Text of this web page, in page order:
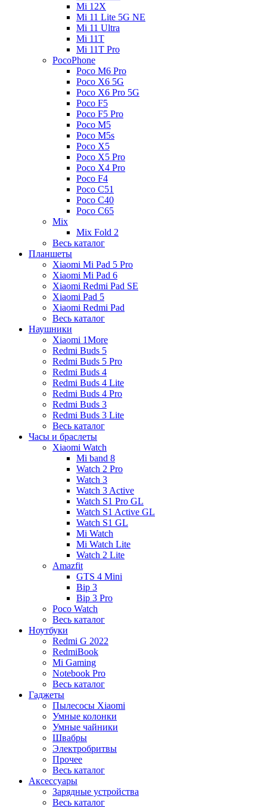
Mi 12X
Mi 11 Lite 5G NE
Mi 11 Ultra
Mi 11T
Mi 11T Pro
PocoPhone
Poco M6 Pro
Poco X6 5G
Poco X6 Pro 5G
Poco F5
Poco F5 Pro
Poco M5
Poco M5s
Poco X5
Poco X5 Pro
Poco X4 Pro
Poco F4
Poco C51
Poco C40
Poco C65
Mix
Mix Fold 2
Весь каталог
Планшеты
Xiaomi Mi Pad 5 Pro
Xiaomi Mi Pad 6
Xiaomi Redmi Pad SE
Xiaomi Pad 5
Xiaomi Redmi Pad
Весь каталог
Наушники
Xiaomi 1More
Redmi Buds 5
Redmi Buds 5 Pro
Redmi Buds 4
Redmi Buds 4 Lite
Redmi Buds 4 Pro
Redmi Buds 3
Redmi Buds 3 Lite
Весь каталог
Часы и браслеты
Xiaomi Watch
Mi band 8
Watch 2 Pro
Watch 3
Watch 3 Active
Watch S1 Pro GL
Watch S1 Active GL
Watch S1 GL
Mi Watch
Mi Watch Lite
Watch 2 Lite
Amazfit
GTS 4 Mini
Bip 3
Bip 3 Pro
Poco Watch
Весь каталог
Ноутбуки
Redmi G 2022
RedmiBook
Mi Gaming
Notebook Pro
Весь каталог
Гаджеты
Пылесосы Xiaomi
Умные колонки
Умные чайники
Швабры
Электробритвы
Прочее
Весь каталог
Аксессуары
Зарядные устройства
Весь каталог